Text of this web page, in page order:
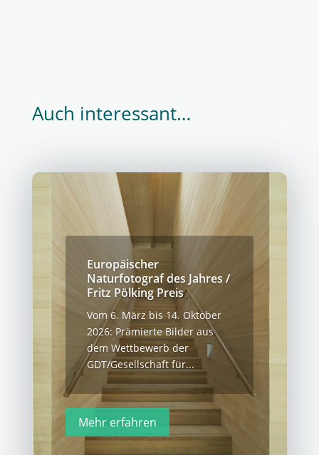
Auch interessant…
Europäischer
Naturfotograf des Jahres /
Fritz Pölking Preis
Vom 6. März bis 14. Oktober
2026: Prämierte Bilder aus
dem Wettbewerb der
GDT/Gesellschaft für...
Mehr erfahren